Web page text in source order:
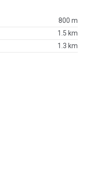
800 m
1.5 km
1.3 km